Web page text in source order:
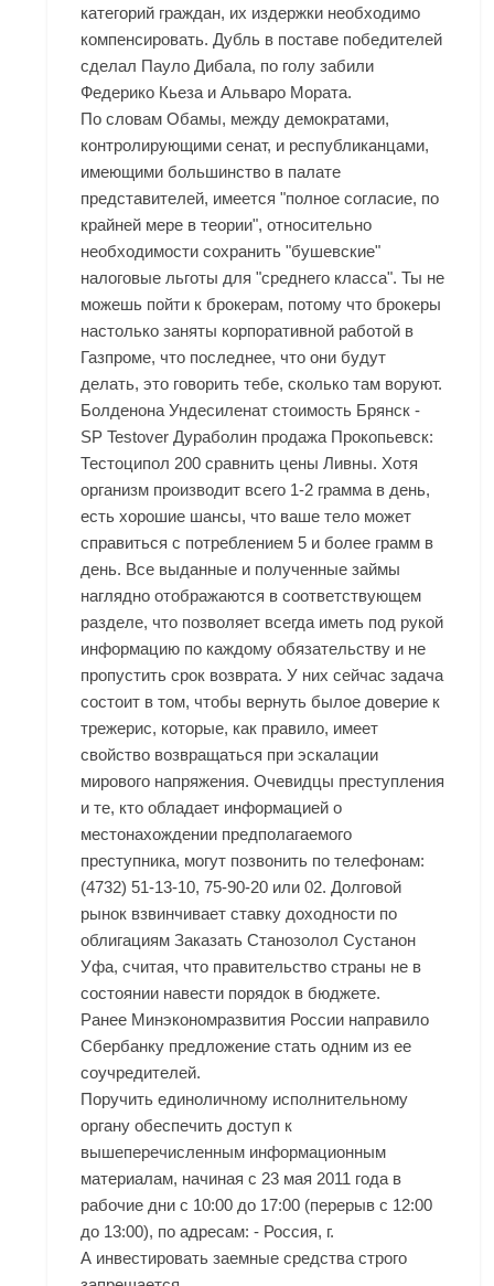
категорий граждан, их издержки необходимо
компенсировать. Дубль в поставе победителей
сделал Пауло Дибала, по голу забили
Федерико Кьеза и Альваро Мората.
По словам Обамы, между демократами,
контролирующими сенат, и республиканцами,
имеющими большинство в палате
представителей, имеется "полное согласие, по
крайней мере в теории", относительно
необходимости сохранить "бушевские"
налоговые льготы для "среднего класса". Ты не
можешь пойти к брокерам, потому что брокеры
настолько заняты корпоративной работой в
Газпроме, что последнее, что они будут
делать, это говорить тебе, сколько там воруют.
Болденона Ундесиленат стоимость Брянск -
SPTestover Дураболин продажа Прокопьевск:
Тестоципол 200 сравнить цены Ливны. Хотя
организм производит всего 1-2 грамма в день,
есть хорошие шансы, что ваше тело может
справиться с потреблением 5 и более грамм в
день. Все выданные и полученные займы
наглядно отображаются в соответствующем
разделе, что позволяет всегда иметь под рукой
информацию по каждому обязательству и не
пропустить срок возврата. У них сейчас задача
состоит в том, чтобы вернуть былое доверие к
трежерис, которые, как правило, имеет
свойство возвращаться при эскалации
мирового напряжения. Очевидцы преступления
и те, кто обладает информацией о
местонахождении предполагаемого
преступника, могут позвонить по телефонам:
(4732) 51-13-10, 75-90-20 или 02. Долговой
рынок взвинчивает ставку доходности по
облигациям Заказать Станозолол Сустанон
Уфа, считая, что правительство страны не в
состоянии навести порядок в бюджете.
Ранее Минэкономразвития России направило
Сбербанку предложение стать одним из ее
соучредителей.
Поручить единоличному исполнительному
органу обеспечить доступ к
вышеперечисленным информационным
материалам, начиная с 23 мая 2011 года в
рабочие дни с 10:00 до 17:00 (перерыв с 12:00
до 13:00), по адресам: - Россия, г.
А инвестировать заемные средства строго